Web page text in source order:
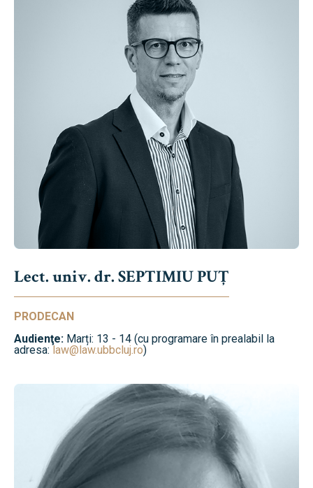
Lect. univ. dr. SEPTIMIU PUȚ
PRODECAN
Audienţe: Marți: 13 - 14 (cu programare în prealabil la
adresa:law@law.ubbcluj.ro)